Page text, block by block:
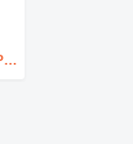
PEKARSKI STROJEVI OPREMA d.o.o.